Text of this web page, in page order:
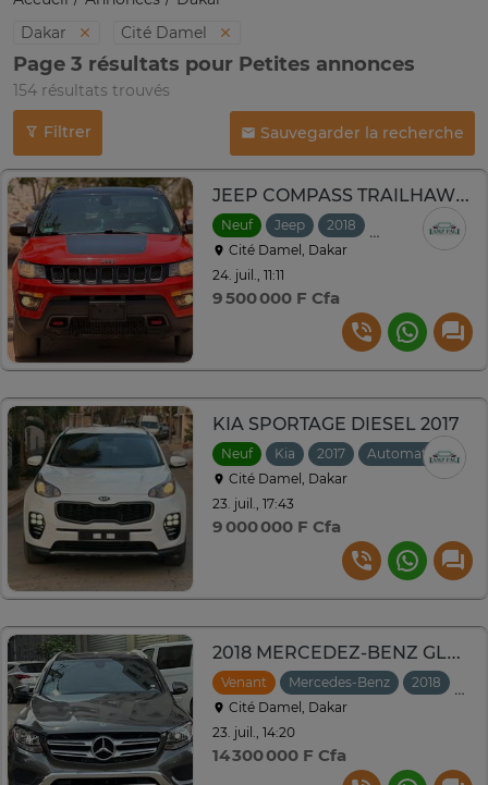
Dakar
Cité Damel
Page 3 résultats pour Petites annonces
154 résultats trouvés
Filtrer Sauvegarder la recherche
JEEP COMPASS TRAILHAWK 2018
Neuf Jeep 2018
Automatique
Cité Damel, Dakar
24. juil., 11:11
9 500 000 F Cfa
KIA SPORTAGE DIESEL 2017
Neuf Kia 2017
Automatique
Cité Damel, Dakar
23. juil., 17:43
9 000 000 F Cfa
2018 MERCEDEZ-BENZ GLC 300 VENANT
Venant Mercedes-Benz 2018
Cité Damel, Dakar
23. juil., 14:20
14 300 000 F Cfa